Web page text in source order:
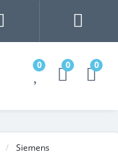
0 0 0
Siemens